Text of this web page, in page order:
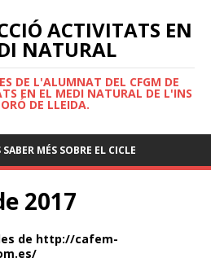
ACTIVITATS EN
NATURAL
DE L'ALUMNAT DEL CFGM DE
EN EL MEDI NATURAL DE L'INS
DE LLEIDA.
MÉS SOBRE EL CICLE
2017
de http://cafem-